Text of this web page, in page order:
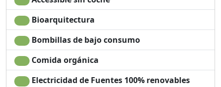
"parque" y "bienvenido".
Todas las luces de Dimora Camp son automáticas y
alimentadas por paneles solares, excepto las del
interior de las cabañas que están equipadas con
controles manuales.
Desayuno y/o aperitivo basado en la excelencia local
incluido en la experiencia.
Bioarquitectura
Bombillas de bajo consumo
Comida orgánica
Electricidad de Fuentes 100% renovables